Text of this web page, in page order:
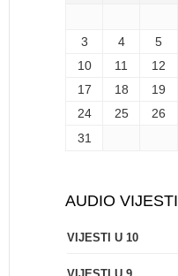
3
4 5
10
11 12
17
18 19
24
25 26
31
AUDIO VIJESTI
VIJESTI U 10